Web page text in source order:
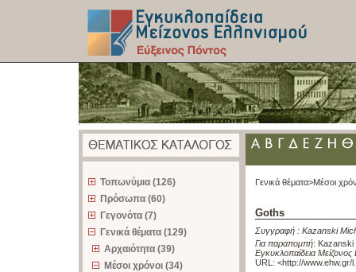
Τοπωνύμια (126)
Πρόσωπα (60)
Γεγονότα (7)
Γενικά θέματα (129)
Αρχαιότητα (39)
Μέσοι χρόνοι (34)
Γενικά θέματα>Μέσοι
Goths
Συγγραφή : Kazanski
Για παραπομπή: Kazanski
Εγκυκλοπαίδεια
URL: <http://www.ehw.gr/